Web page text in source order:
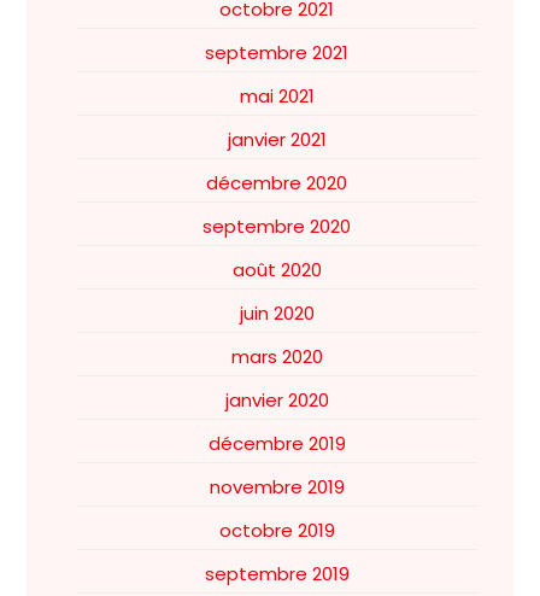
octobre 2021
septembre 2021
mai 2021
janvier 2021
décembre 2020
septembre 2020
août 2020
juin 2020
mars 2020
janvier 2020
décembre 2019
novembre 2019
octobre 2019
septembre 2019